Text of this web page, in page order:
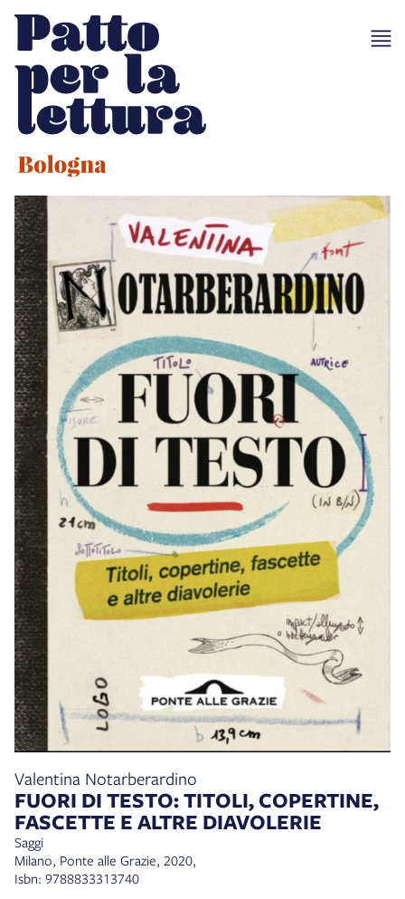
Valentina Notarberardino
FUORI DI TESTO: TITOLI, COPERTINE,
FASCETTE E ALTRE DIAVOLERIE
Saggi
Milano, Ponte alle Grazie, 2020,
Isbn: 9788833313740